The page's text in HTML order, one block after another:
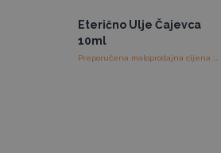
Eterično Ulje Čajevca
10ml